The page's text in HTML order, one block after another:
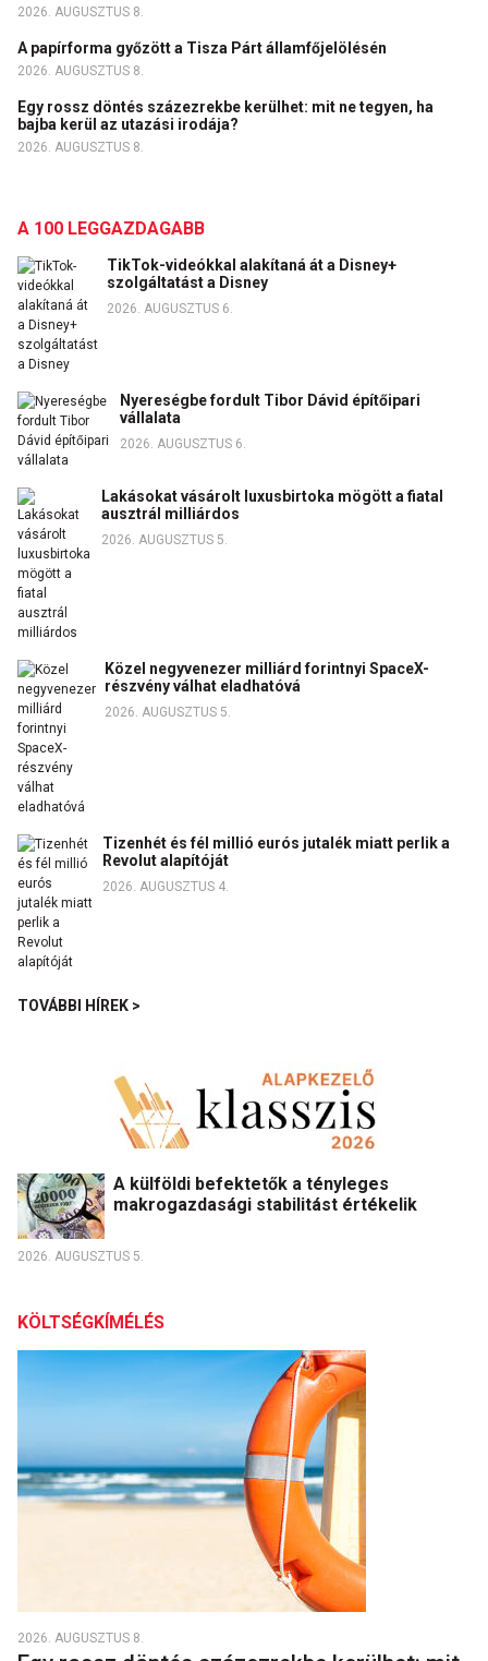
2026. AUGUSZTUS 8.
A papírforma győzött a Tisza Párt államfőjelölésén
2026. AUGUSZTUS 8.
Egy rossz döntés százezrekbe kerülhet: mit ne tegyen, ha
bajba kerül az utazási irodája?
2026. AUGUSZTUS 8.
A 100 LEGGAZDAGABB
TikTok-videókkal alakítaná át a Disney+
szolgáltatást a Disney
2026. AUGUSZTUS 6.
Nyereségbe fordult Tibor Dávid építőipari
vállalata
2026. AUGUSZTUS 6.
Lakásokat vásárolt luxusbirtoka mögött a fiatal
ausztrál milliárdos
2026. AUGUSZTUS 5.
Közel negyvenezer milliárd forintnyi SpaceX-
részvény válhat eladhatóvá
2026. AUGUSZTUS 5.
Tizenhét és fél millió eurós jutalék miatt perlik a
Revolut alapítóját
2026. AUGUSZTUS 4.
TOVÁBBI HÍREK >
A külföldi befektetők a tényleges
makrogazdasági stabilitást értékelik
2026. AUGUSZTUS 5.
KÖLTSÉGKÍMÉLÉS
2026. AUGUSZTUS 8.